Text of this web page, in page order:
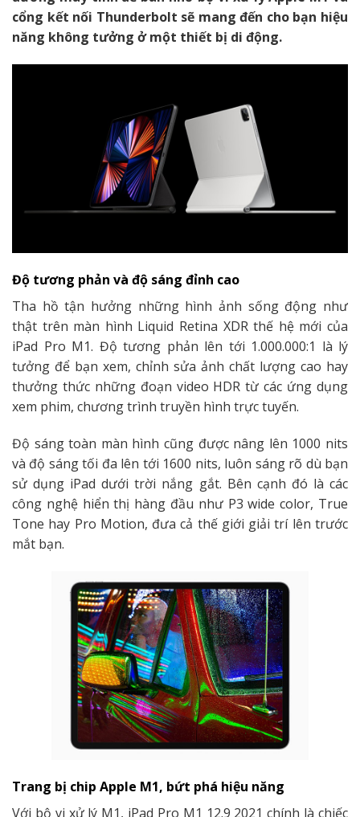
cổng kết nối Thunderbolt sẽ mang đến cho bạn hiệu
năng không tưởng ở một thiết bị di động.
Độ tương phản và độ sáng đỉnh cao
Tha hồ tận hưởng những hình ảnh sống động như
thật trên màn hình Liquid Retina XDR thế hệ mới của
iPad Pro M1. Độ tương phản lên tới 1.000.000:1 là lý
tưởng để bạn xem, chỉnh sửa ảnh chất lượng cao hay
thưởng thức những đoạn video HDR từ các ứng dụng
xem phim, chương trình truyền hình trực tuyến.
Độ sáng toàn màn hình cũng được nâng lên 1000 nits
và độ sáng tối đa lên tới 1600 nits, luôn sáng rõ dù bạn
sử dụng iPad dưới trời nắng gắt. Bên cạnh đó là các
công nghệ hiển thị hàng đầu như P3 wide color, True
Tone hay Pro Motion, đưa cả thế giới giải trí lên trước
mắt bạn.
Trang bị chip Apple M1, bứt phá hiệu năng
Với bộ vi xử lý M1, iPad Pro M1 12.9 2021 chính là chiếc